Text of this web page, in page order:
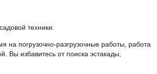
техники.
погрузочно-разгрузочные работы, работа
Вы избавитесь от поиска эстакады,